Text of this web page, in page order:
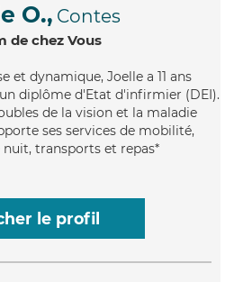
O., Contes
de chez Vous
et dynamique, Joelle a 11 ans
diplôme d'Etat d'infirmier (DEI).
de la vision et la maladie
ses services de mobilité,
transports et repas*
le profil